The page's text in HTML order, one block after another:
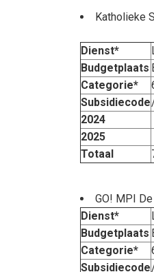
Katholieke
Dienst*
Budgetplaats
Categorie*
Subsidiecode
2024
2025
Totaal
GO! MPI
Dienst*
Budgetplaats
Categorie*
Subsidiecode